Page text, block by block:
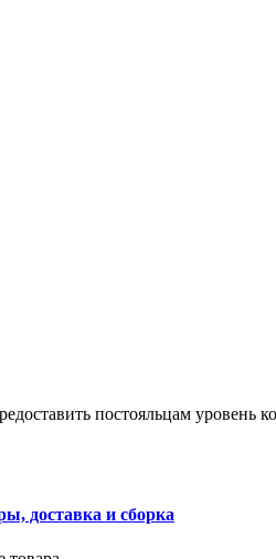
постояльцам уровень
доставка и сборка